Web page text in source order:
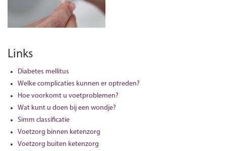
Links
Diabetes mellitus
Welke complicaties kunnen er optreden?
Hoe voorkomt u voetproblemen?
Wat kunt u doen bij een wondje?
Simm classificatie
Voetzorg binnen ketenzorg
Voetzorg buiten ketenzorg